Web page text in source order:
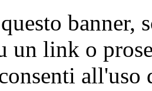
banner,
un link o
all'uso